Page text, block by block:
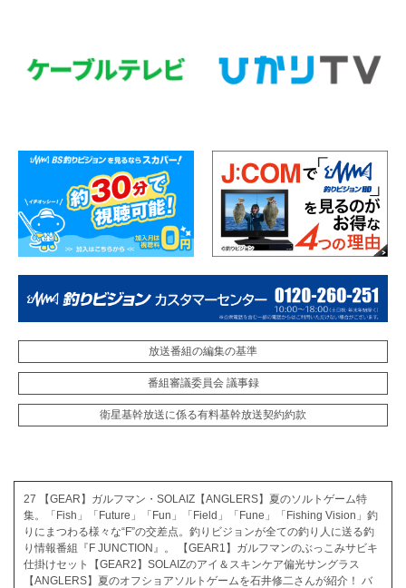
放送番組の編集の基準
番組審議委員会 議事録
衛星基幹放送に係る有料基幹放送契約約款
27 【GEAR】ガルフマン・SOLAIZ【ANGLERS】夏のソルトゲーム特
集。「Fish」「Future」「Fun」「Field」「Fune」「Fishing Vision」釣
りにまつわる様々な“F”の交差点。釣りビジョンが全ての釣り人に送る釣
り情報番組『F JUNCTION』。 【GEAR1】ガルフマンのぶっこみサビキ
仕掛けセット【GEAR2】SOLAIZのアイ＆スキンケア偏光サングラス
【ANGLERS】夏のオフショアソルトゲームを石井修二さんが紹介！ バ